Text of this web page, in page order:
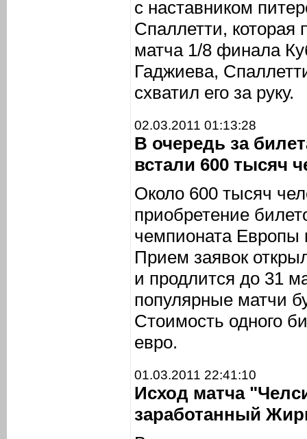
с наставником
Спаллетти,
матча 1/8 финала
Гаджиева,
схватил его за руку.
02.03.2011 01:13:28
В очередь за
встали 600 тысяч
Около 600 тысяч
приобретение
чемпионата Европы
Прием заявок
и продлится до 31
популярные матчи
Стоимость одного
евро.
01.03.2011 22:41:10
Исход матча
заработанный